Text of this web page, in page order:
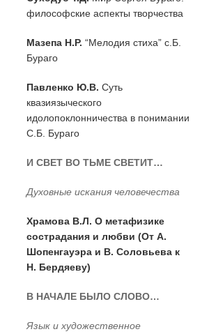
философские аспекты творчества
Мазепа Н.Р. “Мелодия стиха” с.Б.
Бураго
Павленко Ю.В. Суть
квазиязыческого
идолопоклонничества в понимании
С.Б. Бураго
И СВЕТ ВО ТЬМЕ СВЕТИТ…
Духовные искания человечества
Храмова В.Л. О метафизике
сострадания и любви (От А.
Шопенгауэра и В. Соловьева к
Н. Бердяеву)
В НАЧАЛЕ БЫЛО СЛОВО…
Язык и художественное